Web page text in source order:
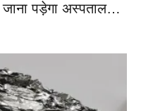
जाना पड़ेगा अस्पताल…